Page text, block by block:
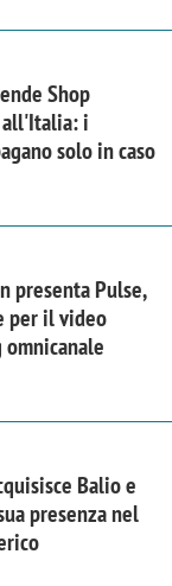
Shop
all'Italia: i
solo in caso
presenta Pulse,
per il video
Balio e
presenza nel